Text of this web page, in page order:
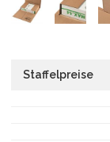
Staffelpreise